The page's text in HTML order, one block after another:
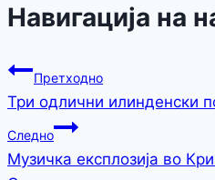
Навигација на
Претходно
Три одлични илинденски
Следно
Музичка експлозија во